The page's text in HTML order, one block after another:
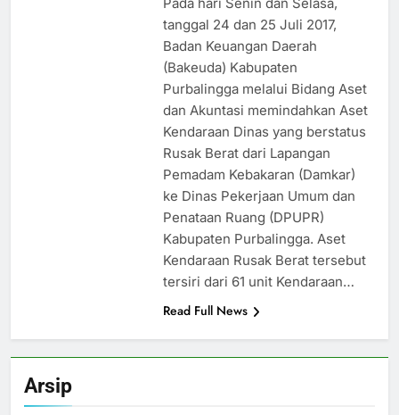
tanggal 24 dan 25 Juli 2017,
Badan Keuangan Daerah
(Bakeuda) Kabupaten
Purbalingga melalui Bidang Aset
dan Akuntasi memindahkan Aset
Kendaraan Dinas yang berstatus
Rusak Berat dari Lapangan
Pemadam Kebakaran (Damkar)
ke Dinas Pekerjaan Umum dan
Penataan Ruang (DPUPR)
Kabupaten Purbalingga. Aset
Kendaraan Rusak Berat tersebut
tersiri dari 61 unit Kendaraan…
Read Full News
Arsip